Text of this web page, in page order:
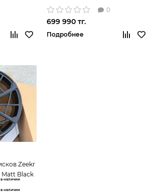
0
699 990 тг.
Подробнее
Zeekr
Matt Black